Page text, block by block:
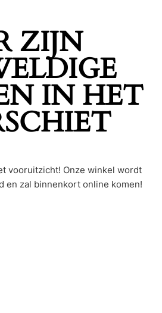
ZIJN
IN HET
vooruitzicht! Onze winkel wordt
en zal binnenkort online komen!